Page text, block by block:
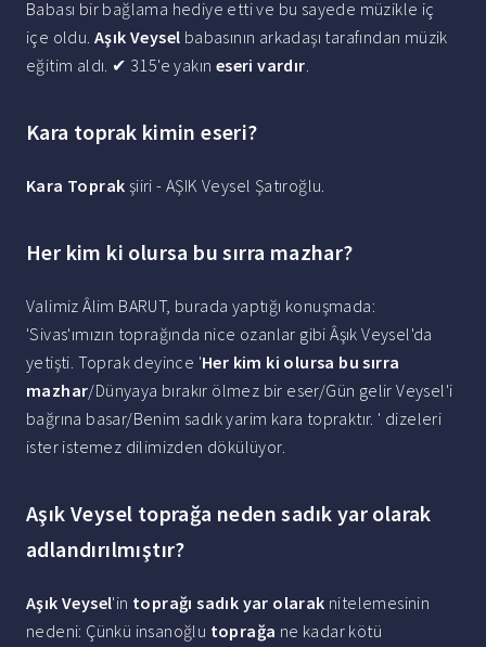
Babası bir bağlama hediye etti ve bu sayede müzikle iç
içe oldu.Aşık Veysel babasının arkadaşı tarafından müzik
eğitim aldı. ✔ 315'e yakın eseri vardır.
Kara toprak kimin eseri?
Kara Toprak şiiri - AŞIK Veysel Şatıroğlu.
Her kim ki olursa bu sırra mazhar?
Valimiz Âlim BARUT, burada yaptığı konuşmada:
'Sivas'ımızın toprağında nice ozanlar gibi Âşık Veysel'da
yetişti. Toprak deyince 'Her kim ki olursa bu sırra
mazhar/Dünyaya bırakır ölmez bir eser/Gün gelir Veysel'i
bağrına basar/Benim sadık yarim kara topraktır. ' dizeleri
ister istemez dilimizden dökülüyor.
Aşık Veysel toprağa neden sadık yar olarak
adlandırılmıştır?
Aşık Veysel'in toprağı sadık yar olarak nitelemesinin
nedeni: Çünkü insanoğlu toprağa ne kadar kötü